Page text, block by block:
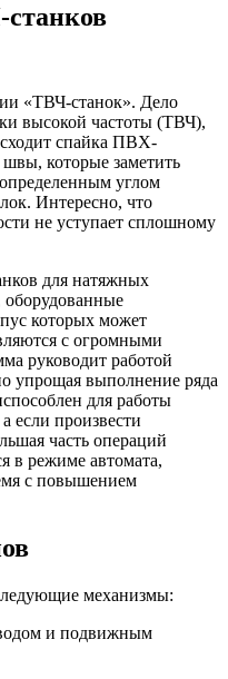
«ТВЧ-станок». Дело
высокой частоты (ТВЧ),
спайка ПВХ-
швы, которые заметить
углом
Интересно, что
не уступает сплошному
для натяжных
оборудованные
которых может
с огромными
руководит работой
упрощая выполнение ряда
для работы
если произвести
часть операций
в режиме автомата,
с повышением
механизмы: